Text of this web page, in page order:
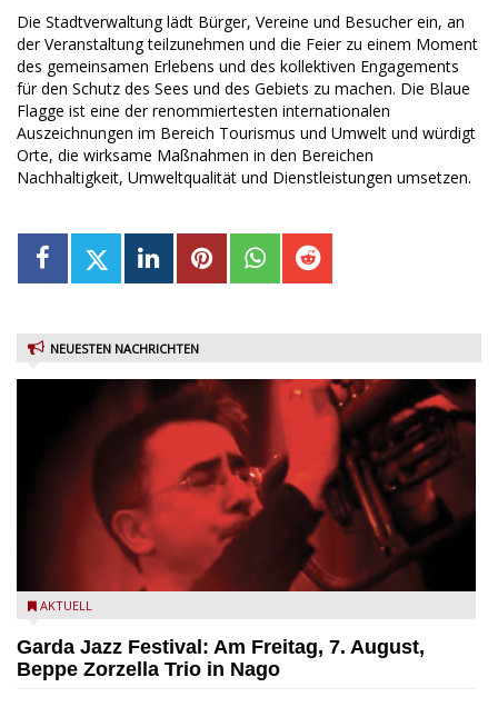
Die Stadtverwaltung lädt Bürger, Vereine und Besucher ein, an
der Veranstaltung teilzunehmen und die Feier zu einem Moment
des gemeinsamen Erlebens und des kollektiven Engagements
für den Schutz des Sees und des Gebiets zu machen. Die Blaue
Flagge ist eine der renommiertesten internationalen
Auszeichnungen im Bereich Tourismus und Umwelt und würdigt
Orte, die wirksame Maßnahmen in den Bereichen
Nachhaltigkeit, Umweltqualität und Dienstleistungen umsetzen.
NEUESTEN NACHRICHTEN
Beppe Zorzella Trio zu Gast beim Garda Jazz Festival
AKTUELL
Garda Jazz Festival: Am Freitag, 7. August,
Beppe Zorzella Trio in Nago